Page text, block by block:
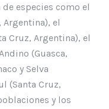
especies como el
Argentina), el
Cruz, Argentina), el
(Guasca,
y Selva
(Santa Cruz,
y los